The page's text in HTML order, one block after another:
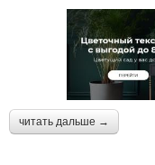
читать дальше →